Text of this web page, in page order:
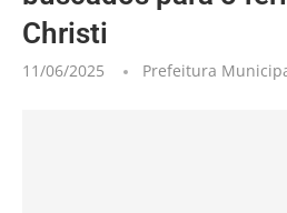
Christi
11/06/2025 Prefeitura